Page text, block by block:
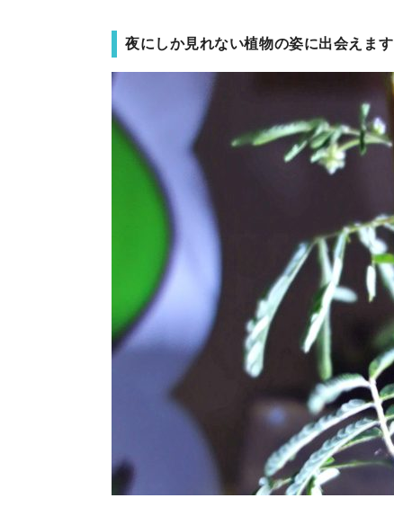
夜にしか見れない植物の姿に出会えます